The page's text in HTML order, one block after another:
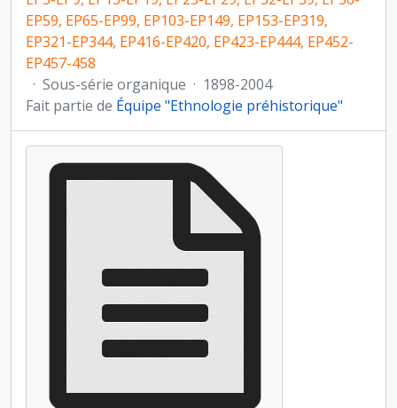
EP59, EP65-EP99, EP103-EP149, EP153-EP319,
EP321-EP344, EP416-EP420, EP423-EP444, EP452-
EP457-458
· Sous-série organique · 1898-2004
Fait partie de Équipe "Ethnologie préhistorique"